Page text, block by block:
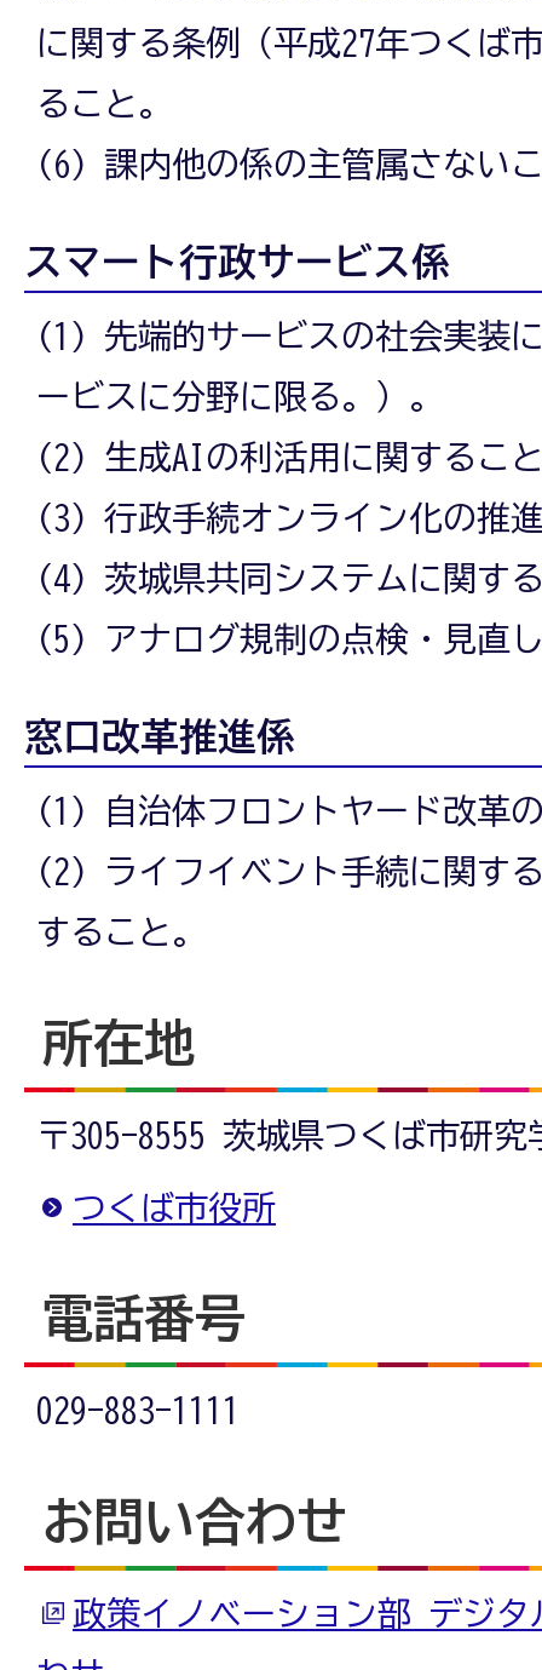
に関する条例（平成27年つくば
ること。
(6) 課内他の係の主管属さない
スマート行政サービス係
(1) 先端的サービスの社会実装
ービスに分野に限る。）。
(2) 生成AIの利活用に関するこ
(3) 行政手続オンライン化の推
(4) 茨城県共同システムに関す
(5) アナログ規制の点検・見直
窓口改革推進係
(1) 自治体フロントヤード改革
(2) ライフイベント手続に関す
すること。
所在地
〒305-8555 茨城県つくば市研究
つくば市役所
電話番号
029-883-1111
お問い合わせ
政策イノベーション部 デジタ